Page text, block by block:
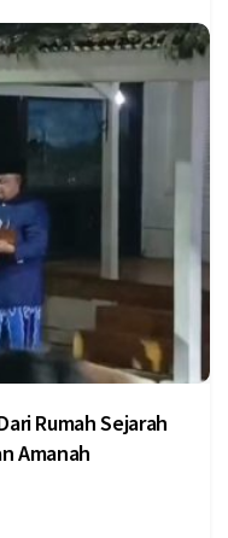
Rumah Sejarah
Amanah